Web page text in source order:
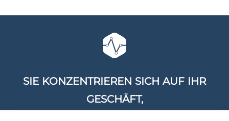
SIE KONZENTRIEREN SICH AUF IHR
GESCHÄFT,